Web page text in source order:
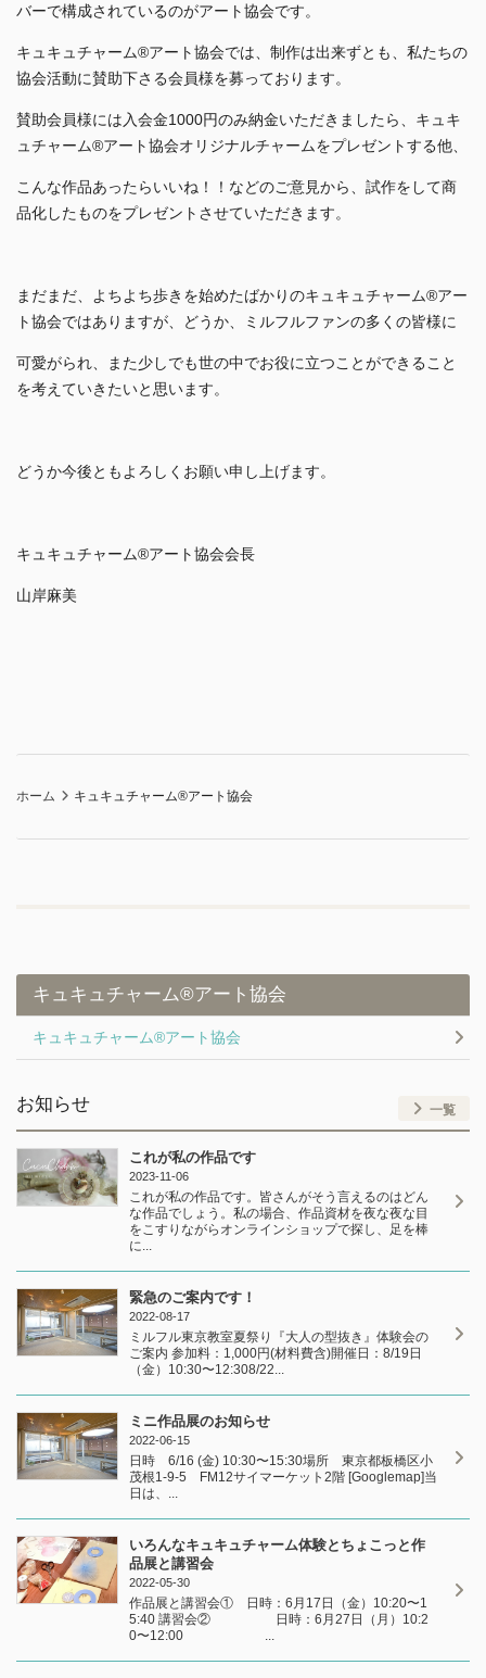
バーで構成されているのがアート協会です。
キュキュチャーム®アート協会では、制作は出来ずとも、私たちの
協会活動に賛助下さる会員様を募っております。
賛助会員様には入会金1000円のみ納金いただきましたら、キュキ
ュチャーム®アート協会オリジナルチャームをプレゼントする他、
こんな作品あったらいいね！！などのご意見から、試作をして商
品化したものをプレゼントさせていただきます。
まだまだ、よちよち歩きを始めたばかりのキュキュチャーム®アー
ト協会ではありますが、どうか、ミルフルファンの多くの皆様に
可愛がられ、また少しでも世の中でお役に立つことができること
を考えていきたいと思います。
どうか今後ともよろしくお願い申し上げます。
キュキュチャーム®アート協会会長
山岸麻美
ホーム キュキュチャーム®︎アート協会
キュキュチャーム®︎アート協会
キュキュチャーム®︎アート協会
お知らせ 一覧
これが私の作品です
2023-11-06
これが私の作品です。皆さんがそう言えるのはどん
な作品でしょう。私の場合、作品資材を夜な夜な目
をこすりながらオンラインショップで探し、足を棒
に...
緊急のご案内です！
2022-08-17
ミルフル東京教室夏祭り『大人の型抜き』体験会の
ご案内 参加料：1,000円(材料費含)開催日：8/19日
（金）10:30〜12:308/22...
ミニ作品展のお知らせ
2022-06-15
日時 6/16 (金) 10:30〜15:30場所 東京都板橋区小
茂根1-9-5 FM12サイマーケット2階 [Googlemap]当
日は、...
いろんなキュキュチャーム体験とちょこっと作
品展と講習会
2022-05-30
作品展と講習会① 日時：6月17日（金）10:20〜1
5:40 講習会② 日時：6月27日（月）10:2
0〜12:00 ...